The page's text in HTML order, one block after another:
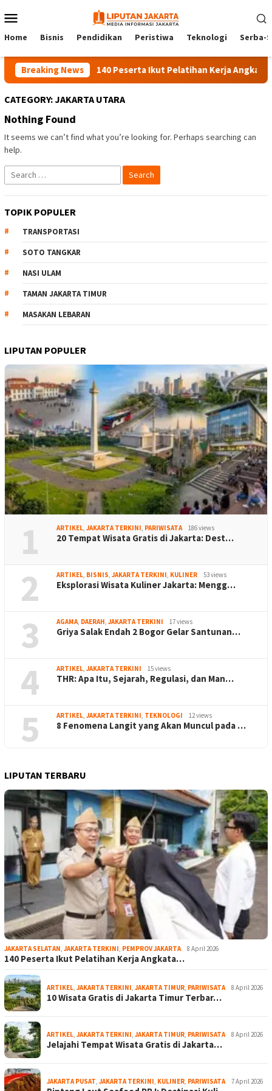
to
Menu
Home Bisnis Pendidikan Peristiwa Teknologi Serba-
Breaking News 140 Peserta Ikut Pelatihan Kerja Angkatan 1
CATEGORY:JAKARTA UTARA
Nothing Found
It seems we can’t find what you’re looking for. Perhaps searching can
help.
Search
for:
TOPIK POPULER
TRANSPORTASI
SOTO TANGKAR
NASI ULAM
TAMAN JAKARTA TIMUR
MASAKAN LEBARAN
LIPUTAN POPULER
1 ARTIKEL, JAKARTA TERKINI, PARIWISATA 186 views
20 Tempat Wisata Gratis di Jakarta: Dest…
2 ARTIKEL, BISNIS, JAKARTA TERKINI, KULINER 53 views
Eksplorasi Wisata Kuliner Jakarta: Mengg…
3 AGAMA, DAERAH, JAKARTA TERKINI 17 views
Griya Salak Endah 2 Bogor Gelar Santunan…
4 ARTIKEL, JAKARTA TERKINI 15 views
THR: Apa Itu, Sejarah, Regulasi, dan Man…
5 ARTIKEL, JAKARTA TERKINI, TEKNOLOGI 12 views
8 Fenomena Langit yang Akan Muncul pada …
LIPUTAN TERBARU
JAKARTA SELATAN, JAKARTA TERKINI, PEMPROV JAKARTA 8 April 2026
140 Peserta Ikut Pelatihan Kerja Angkata…
ARTIKEL, JAKARTA TERKINI, JAKARTA TIMUR, PARIWISATA 8 April 2026
10 Wisata Gratis di Jakarta Timur Terbar…
ARTIKEL, JAKARTA TERKINI, JAKARTA TIMUR, PARIWISATA 8 April 2026
Jelajahi Tempat Wisata Gratis di Jakarta…
JAKARTA PUSAT, JAKARTA TERKINI, KULINER, PARIWISATA 7 April 2026